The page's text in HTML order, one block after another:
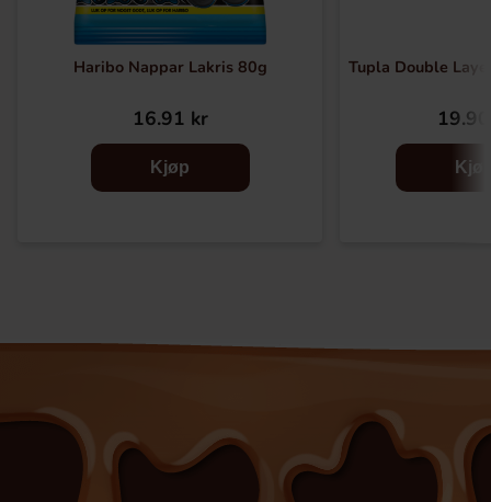
Haribo Nappar Lakris 80g
16.91 kr
Kjøp
Tupla Double